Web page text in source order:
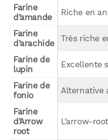
Farine
d’amande
Riche en
Farine
d’arachide
Très riche
Farine de
lupin
Excellente
Farine de
fonio
Alternative
Farine
d’Arrow
root
L’arrow-
Facebook